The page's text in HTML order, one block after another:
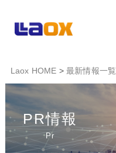
Laox HOME > 最新情報一覧
PR情報
Pr